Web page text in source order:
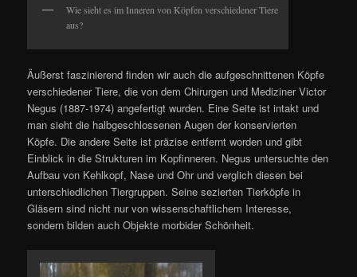
Wie sieht es im Inneren von Köpfen verschiedener Tiere
aus?
Äußerst faszinierend finden wir auch die aufgeschnittenen Köpfe
verschiedener Tiere, die von dem Chirurgen und Mediziner Victor
Negus (1887-1974) angefertigt wurden. Eine Seite ist intakt und
man sieht die halbgeschlossenen Augen der konservierten
Köpfe. Die andere Seite ist präzise entfernt worden und gibt
Einblick in die Strukturen im Kopfinneren. Negus untersuchte den
Aufbau von Kehlkopf, Nase und Ohr und verglich diesen bei
unterschiedlichen Tiergruppen. Seine sezierten Tierköpfe in
Gläsern sind nicht nur von wissenschaftlichem Interesse,
sondern bilden auch Objekte morbider Schönheit.